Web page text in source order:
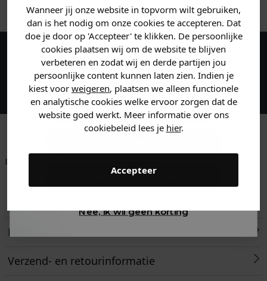
Wanneer jij onze website in topvorm wilt gebruiken,
dan is het nodig om onze cookies te accepteren. Dat
doe je door op 'Accepteer' te klikken. De persoonlijke
cookies plaatsen wij om de website te blijven
verbeteren en zodat wij en derde partijen jou
persoonlijke content kunnen laten zien. Indien je
kiest voor weigeren, plaatsen we alleen functionele
en analytische cookies welke ervoor zorgen dat de
website goed werkt. Meer informatie over ons
cookiebeleid lees je hier.
Accepteer
Maak een account aan en ontvang 5%
korting op je eerste bestelling!
Betaal achteraf met
is morgen in huis!*
Retourneren
Verzend- en retourinformatie
Vertel ons waar je naar op
zoek bent. 👇
Heren kleding
Dames kleding
Gewoon rondkijken
Nee, ik wil geen korting